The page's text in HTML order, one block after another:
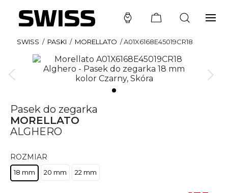
SWISS / PASKI / MORELLATO /A01X6168E45019CR18
Pasek do zegarka
MORELLATO
ALGHERO
ROZMIAR
18 mm 20 mm 22 mm